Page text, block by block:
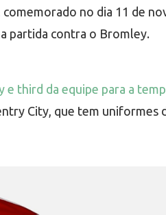
no dia 11 de
partida contra o Bromley.
e third da equipe para a
City, que tem uniformes